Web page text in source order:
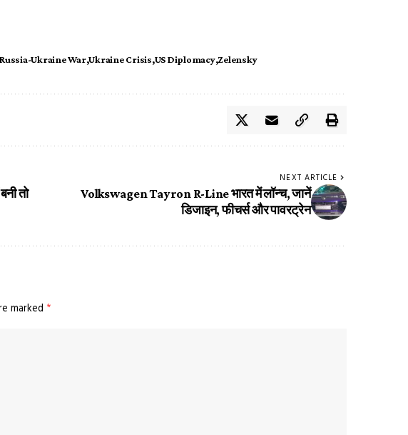
Russia-Ukraine War Ukraine Crisis US Diplomacy Zelensky
तो
NEXT ARTICLE
Volkswagen Tayron R-Line भारत में लॉन्च, जानें
डिजाइन, फीचर्स और पावरट्रेन
marked *